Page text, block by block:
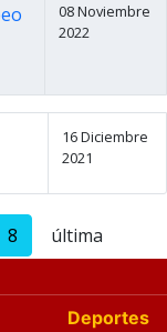
08 Noviembre
2022
16 Diciembre
2021
8 última
Deportes